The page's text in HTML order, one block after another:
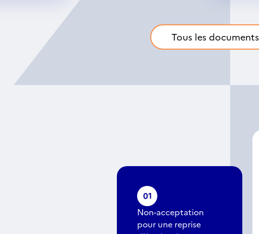
Tous les documents
01
Non-acceptation
pour une reprise